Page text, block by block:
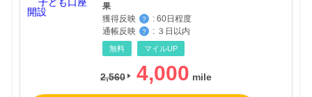
果
獲得反映
？ : 60日程度
通帳反映
？ : ３日以内
無料 マイルUP
2,560 4,000